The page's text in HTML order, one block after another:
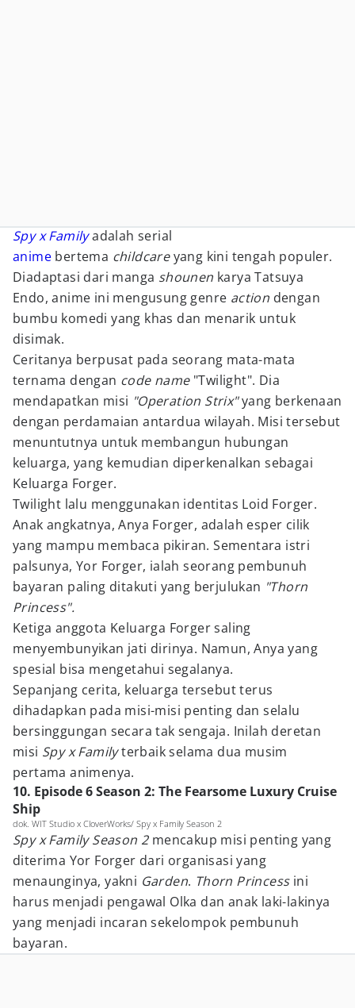
Spy x Family adalah serial
anime bertema childcareyang kini tengah populer.
Diadaptasi dari manga shounen karya Tatsuya
Endo, anime ini mengusung genre action dengan
bumbu komedi yang khas dan menarik untuk
disimak.
Ceritanya berpusat pada seorang mata-mata
ternama dengan code name "Twilight". Dia
mendapatkan misi "Operation Strix"yang berkenaan
dengan perdamaian antardua wilayah. Misi tersebut
menuntutnya untuk membangun hubungan
keluarga, yang kemudian diperkenalkan sebagai
Keluarga Forger.
Twilight lalu menggunakan identitas Loid Forger.
Anak angkatnya, Anya Forger, adalah esper cilik
yang mampu membaca pikiran. Sementara istri
palsunya, Yor Forger, ialah seorang pembunuh
bayaran paling ditakuti yang berjulukan "Thorn
Princess".
Ketiga anggota Keluarga Forger saling
menyembunyikan jati dirinya. Namun, Anya yang
spesial bisa mengetahui segalanya.
Sepanjang cerita, keluarga tersebut terus
dihadapkan pada misi-misi penting dan selalu
bersinggungan secara tak sengaja. Inilah deretan
misi Spy x Familyterbaik selama dua musim
pertama animenya.
10. Episode 6 Season 2: The Fearsome Luxury Cruise
Ship
dok. WIT Studio x CloverWorks/ Spy x Family Season 2
Spy x Family Season 2 mencakup misi penting yang
diterima Yor Forger dari organisasi yang
menaunginya, yakni Garden. Thorn Princess ini
harus menjadi pengawal Olka dan anak laki-lakinya
yang menjadi incaran sekelompok pembunuh
bayaran.